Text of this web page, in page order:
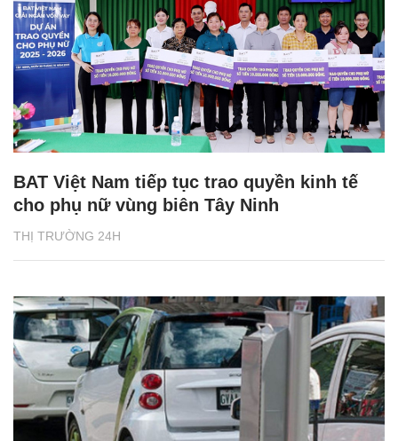
THỊ TRƯỜNG 24H
BAT Việt Nam tiếp tục trao quyền kinh tế
cho phụ nữ vùng biên Tây Ninh